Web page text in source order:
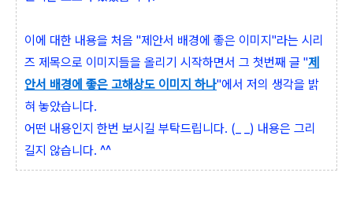
이에 대한 내용을 처음 "제안서 배경에 좋은 이미지"라는 시리
즈 제목으로 이미지들을 올리기 시작하면서 그 첫번째 글 "제
안서 배경에 좋은 고해상도 이미지 하나"에서 저의 생각을 밝
혀 놓았습니다.
어떤 내용인지 한번 보시길 부탁드립니다. (_ _) 내용은 그리
길지 않습니다. ^^